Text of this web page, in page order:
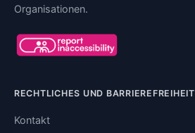
Organisationen.
RECHTLICHES UND BARRIEREFREIHEIT
Kontakt